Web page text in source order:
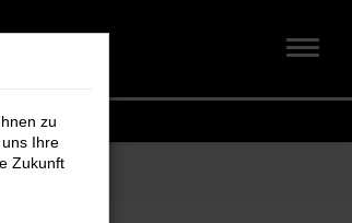
zu
Ihre
Zukunft